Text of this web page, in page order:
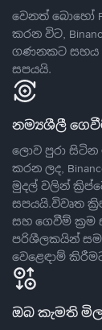
වෙනත් බොහෝ
කරන විට,
ගණනකට සහය
සපයයි.
නම්‍යශීලී
ලොව පුරා
කරන ලද,
මුදල් වලින්
සපයයි.විවෘත
සහ ගෙවීම්
පරිශීලකයින්
වෙළෙඳාම්
ඔබ කැමති